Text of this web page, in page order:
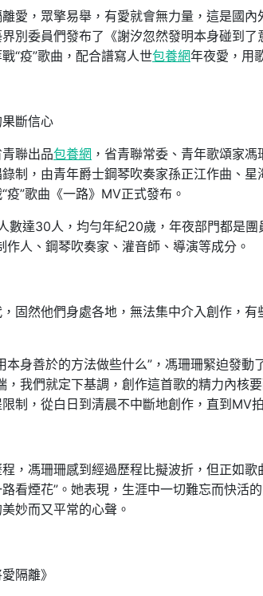
愛，眾擎易舉，有愛就會無力量，這是國內
別委員們發布了《謝汐忽然發明本身碰到
“疫”歌曲，配合譜寫人世包養網年夜愛，用
斷信心
聯出品包養網 ，省青聯常委、青年歌頌家
制，由青年爵士鋼琴吹奏家孫正江作曲、
疫”歌曲《一路》MV正式發布。
數達30人，均勻年紀20歲，年夜部門都是
作人、鋼琴吹奏家、灌音師、導演等成分。
固然他們身處各地，無法集中介入創作，
本身善於的方法做些什么”，馮珊珊緊迫發
，我們就定下基調，創作這首歌的精力內核
制，從白日到清晨不中斷地創作，直到MV
，馮珊珊感到經過歷程比擬波折，但正如
看煙花”。她表現，生涯中一切難忘而快活
妙而又平常的心聲。
隔離》